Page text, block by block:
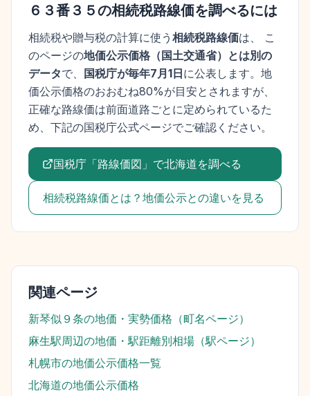
６３番３５の相続税路線価を調べるには
相続税や贈与税の計算に使う 相続税路線価は、 こ
のページの地価公示価格 （ 国土交通省）とは別の
データで、 国税庁が毎年7月1日に公表します。 地
価公示価格のおおむね80%が目安とされますが、
正確な路線価は前面道路ごとに定められているた
め、下記の国税庁公式ページでご確認ください。
国税庁「路線価図」で北海道を調べる
相続税路線価とは？地価公示との違いを見る
関連ページ
新琴似９条の地価・実勢価格（町名ページ）
麻生駅周辺の地価・駅距離別相場（駅ページ）
札幌市の地価公示価格一覧
北海道の地価公示価格